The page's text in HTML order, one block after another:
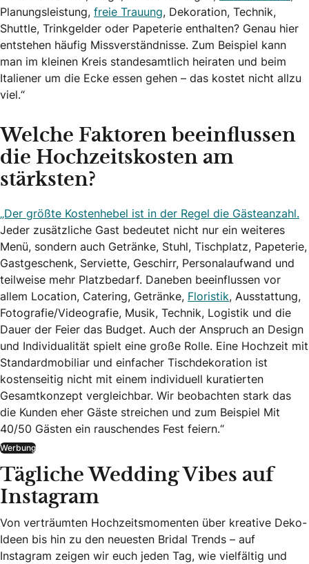
Planungsleistung, freie Trauung, Dekoration, Technik,
Shuttle, Trinkgelder oder Papeterie enthalten? Genau hier
entstehen häufig Missverständnisse. Zum Beispiel kann
man im kleinen Kreis standesamtlich heiraten und beim
Italiener um die Ecke essen gehen – das kostet nicht allzu
viel.“
Welche Faktoren beeinflussen
die Hochzeitskosten am
stärksten?
„Der größte Kostenhebel ist in der Regel die Gästeanzahl.
Jeder zusätzliche Gast bedeutet nicht nur ein weiteres
Menü, sondern auch Getränke, Stuhl, Tischplatz, Papeterie,
Gastgeschenk, Serviette, Geschirr, Personalaufwand und
teilweise mehr Platzbedarf. Daneben beeinflussen vor
allem Location, Catering, Getränke, Floristik, Ausstattung,
Fotografie/Videografie, Musik, Technik, Logistik und die
Dauer der Feier das Budget. Auch der Anspruch an Design
und Individualität spielt eine große Rolle. Eine Hochzeit mit
Standardmobiliar und einfacher Tischdekoration ist
kostenseitig nicht mit einem individuell kuratierten
Gesamtkonzept vergleichbar. Wir beobachten stark das
die Kunden eher Gäste streichen und zum Beispiel Mit
40/50 Gästen ein rauschendes Fest feiern.“
Werbung
Tägliche Wedding Vibes auf
Instagram
Von verträumten Hochzeitsmomenten über kreative Deko-
Ideen bis hin zu den neuesten Bridal Trends – auf
Instagram zeigen wir euch jeden Tag, wie vielfältig und